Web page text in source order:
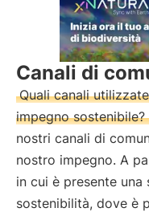
Canali di
Quali canali
impegno sostenibile?
nostri canali di
nostro impegno. A
in cui è presente
sostenibilità, dove è